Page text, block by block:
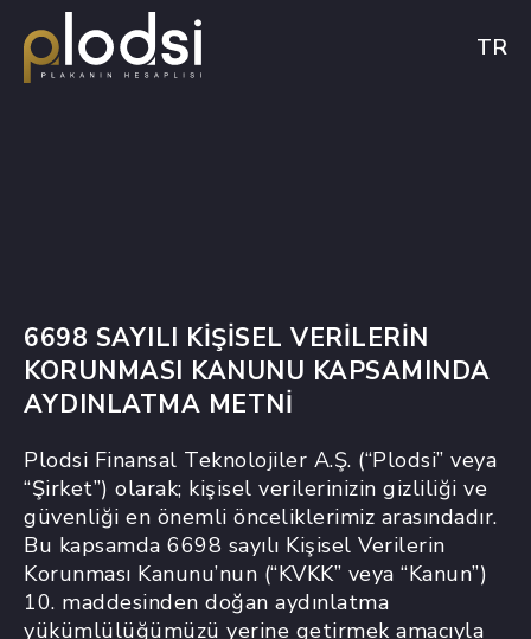
TR
6698 SAYILI KİŞİSEL VERİLERİN
KORUNMASI KANUNU KAPSAMINDA
AYDINLATMA METNİ
Plodsi Finansal Teknolojiler A.Ş. (“Plodsi” veya
“Şirket”) olarak; kişisel verilerinizin gizliliği ve
güvenliği en önemli önceliklerimiz arasındadır.
Bu kapsamda 6698 sayılı Kişisel Verilerin
Korunması Kanunu’nun (“KVKK” veya “Kanun”)
10. maddesinden doğan aydınlatma
yükümlülüğümüzü yerine getirmek amacıyla